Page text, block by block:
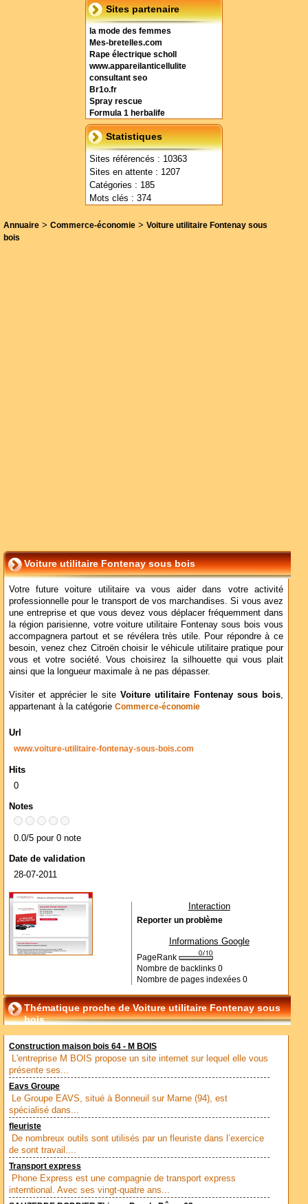
Sites partenaire
la mode des femmes
Mes-bretelles.com
Rape électrique scholl
www.appareilanticellulite
consultant seo
Br1o.fr
Spray rescue
Formula 1 herbalife
Statistiques
Sites référencés : 10363
Sites en attente : 1207
Catégories : 185
Mots clés : 374
Annuaire > Commerce-économie > Voiture utilitaire Fontenay sous
bois
Voiture utilitaire Fontenay sous bois
Votre future voiture utilitaire va vous aider dans votre activité
professionnelle pour le transport de vos marchandises. Si vous avez
une entreprise et que vous devez vous déplacer fréquemment dans
la région parisienne, votre voiture utilitaire Fontenay sous bois vous
accompagnera partout et se révélera très utile. Pour répondre à ce
besoin, venez chez Citroën choisir le véhicule utilitaire pratique pour
vous et votre société. Vous choisirez la silhouette qui vous plait
ainsi que la longueur maximale à ne pas dépasser.
Visiter et apprécier le site Voiture utilitaire Fontenay sous bois,
appartenant à la catégorie Commerce-économie
Url
www.voiture-utilitaire-fontenay-sous-bois.com
Hits
0
Notes
0.0/5 pour 0 note
Date de validation
28-07-2011
Interaction
Reporter un problème
Informations Google
PageRank
Nombre de backlinks 0
Nombre de pages indexées 0
Thématique proche de Voiture utilitaire Fontenay sous
bois
Construction maison bois 64 - M BOIS
L'entreprise M BOIS propose un site internet sur lequel elle vous
présente ses...
Eavs Groupe
Le Groupe EAVS, situé à Bonneuil sur Marne (94), est
spécialisé dans...
fleuriste
De nombreux outils sont utilisés par un fleuriste dans l’exercice
de sont travail....
Transport express
Phone Express est une compagnie de transport express
interntional. Avec ses vingt-quatre ans...